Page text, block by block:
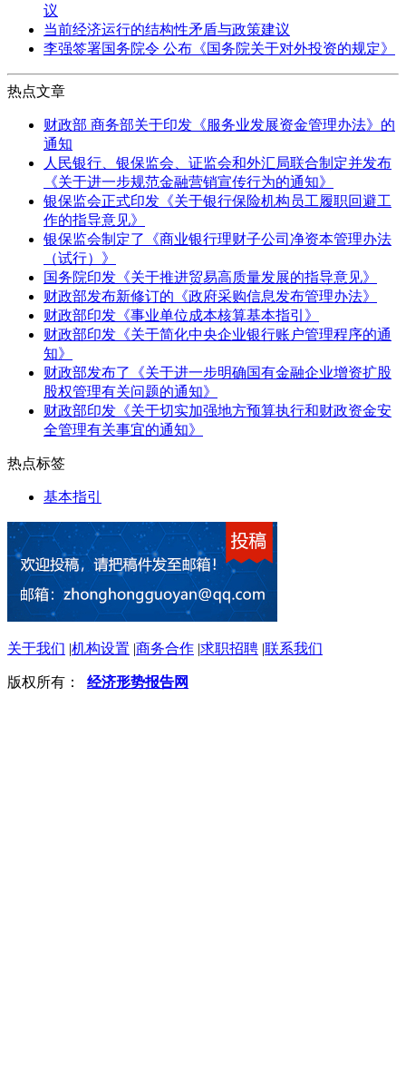
议
当前经济运行的结构性矛盾与政策建议
李强签署国务院令 公布《国务院关于对外投资的规定》
热点文章
财政部 商务部关于印发《服务业发展资金管理办法》的
通知
人民银行、银保监会、证监会和外汇局联合制定并发布
《关于进一步规范金融营销宣传行为的通知》
银保监会正式印发《关于银行保险机构员工履职回避工
作的指导意见》
银保监会制定了《商业银行理财子公司净资本管理办法
（试行）》
国务院印发《关于推进贸易高质量发展的指导意见》
财政部发布新修订的《政府采购信息发布管理办法》
财政部印发《事业单位成本核算基本指引》
财政部印发《关于简化中央企业银行账户管理程序的通
知》
财政部发布了《关于进一步明确国有金融企业增资扩股
股权管理有关问题的通知》
财政部印发《关于切实加强地方预算执行和财政资金安
全管理有关事宜的通知》
热点标签
基本指引
关于我们 |机构设置 |商务合作 |求职招聘 |联系我们
版权所有： 经济形势报告网